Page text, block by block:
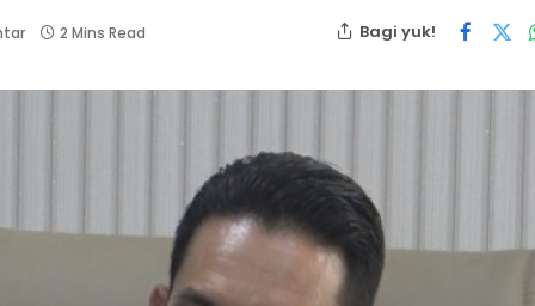
2 Mins Read Bagi yuk!